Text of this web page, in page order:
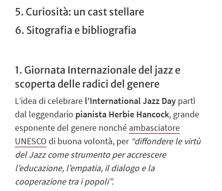
5. Curiosità: un cast stellare
6. Sitografia e bibliografia
1. Giornata Internazionale del jazz e
scoperta delle radici del genere
L’idea di celebrare l’International Jazz Day partì
dal leggendario pianista Herbie Hancock, grande
esponente del genere nonché ambasciatore
UNESCO di buona volontà, per “diffondere le virtù
del Jazz come strumento per accrescere
l’educazione, l’empatia, il dialogo e la
cooperazione tra i popoli”.